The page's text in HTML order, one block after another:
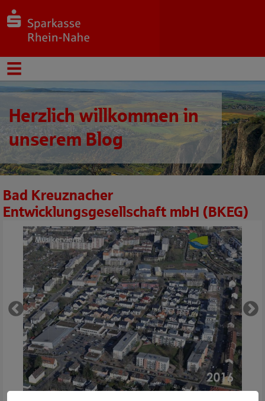
Herzlich willkommen in
unserem Blog
Bad Kreuznacher
Entwicklungsgesellschaft mbH (BKEG)